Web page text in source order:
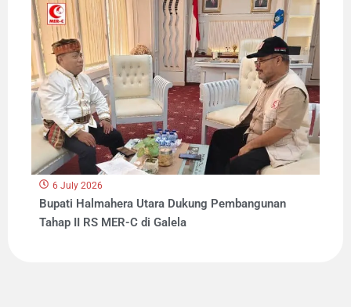
6 July 2026
Bupati Halmahera Utara Dukung Pembangunan
Tahap II RS MER-C di Galela